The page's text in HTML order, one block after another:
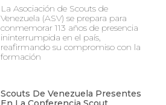
La Asociación de Scouts de
Venezuela (ASV) se prepara para
conmemorar 113 años de presencia
ininterrumpida en el país,
reafirmando su compromiso con la
formación
Scouts De Venezuela Presentes